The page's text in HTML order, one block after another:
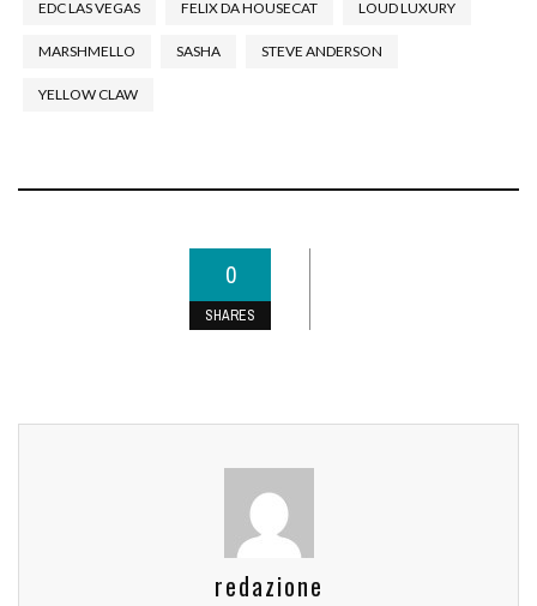
EDC LAS VEGAS FELIX DA HOUSECAT LOUD LUXURY
MARSHMELLO SASHA STEVE ANDERSON
YELLOW CLAW
0
SHARES
redazione